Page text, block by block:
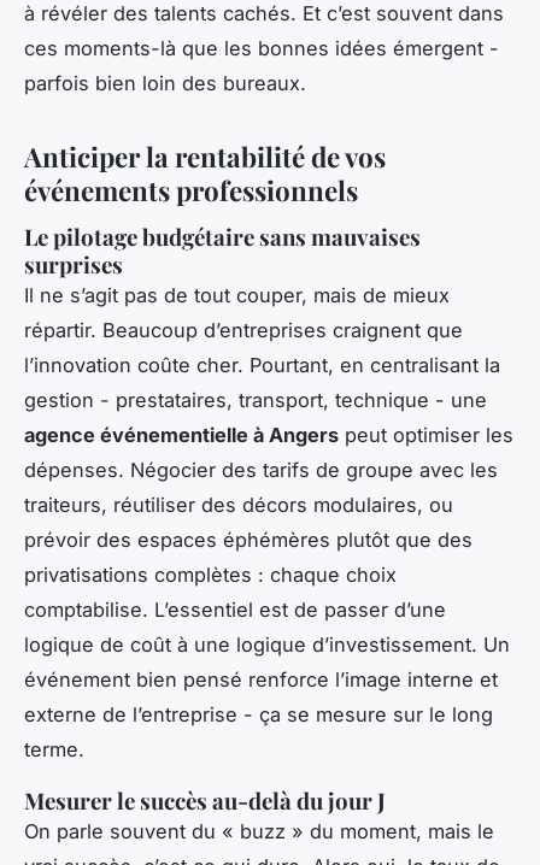
à révéler des talents cachés. Et c’est souvent dans
ces moments-là que les bonnes idées émergent -
parfois bien loin des bureaux.
Anticiper la rentabilité de vos
événements professionnels
Le pilotage budgétaire sans mauvaises
surprises
Il ne s’agit pas de tout couper, mais de mieux
répartir. Beaucoup d’entreprises craignent que
l’innovation coûte cher. Pourtant, en centralisant la
gestion - prestataires, transport, technique - une
agence événementielle à Angers peut optimiser les
dépenses. Négocier des tarifs de groupe avec les
traiteurs, réutiliser des décors modulaires, ou
prévoir des espaces éphémères plutôt que des
privatisations complètes : chaque choix
comptabilise. L’essentiel est de passer d’une
logique de coût à une logique d’investissement. Un
événement bien pensé renforce l’image interne et
externe de l’entreprise - ça se mesure sur le long
terme.
Mesurer le succès au-delà du jour J
On parle souvent du « buzz » du moment, mais le